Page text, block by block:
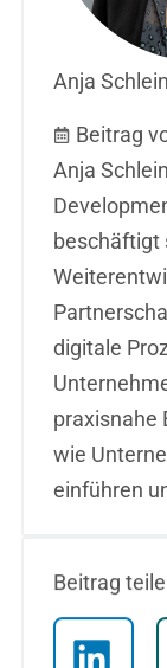
Anja
Beitrag
Anja
beschäftigt
digitale
praxisnahe
wie
einführen
Beitrag